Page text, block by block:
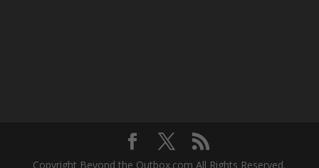
Copyright Beyond the Outbox.com All Rights Reserved.